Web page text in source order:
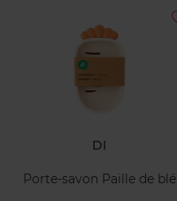
DI
Porte-savon Paille de blé